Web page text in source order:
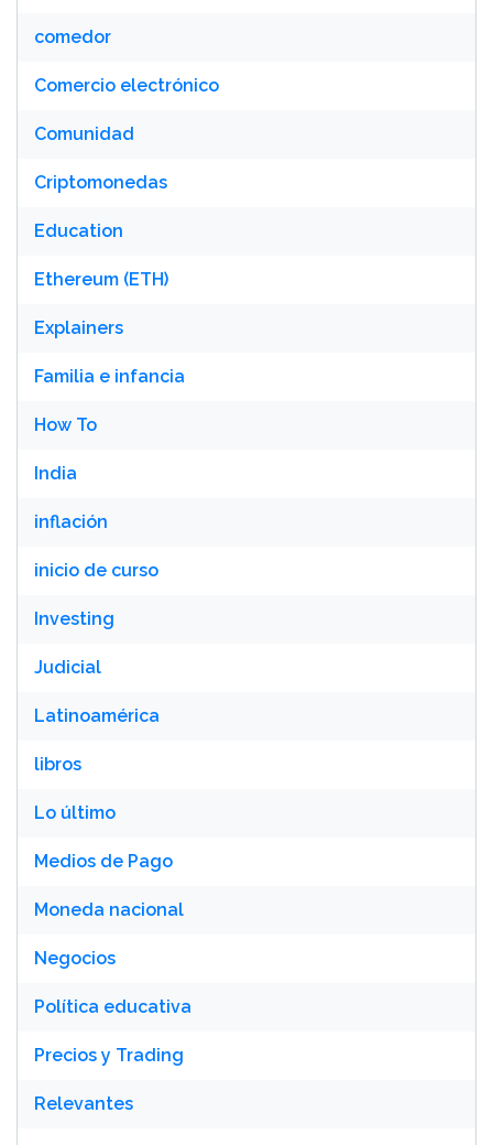
comedor
Comercio electrónico
Comunidad
Criptomonedas
Education
Ethereum (ETH)
Explainers
Familia e infancia
How To
India
inflación
inicio de curso
Investing
Judicial
Latinoamérica
libros
Lo último
Medios de Pago
Moneda nacional
Negocios
Política educativa
Precios y Trading
Relevantes